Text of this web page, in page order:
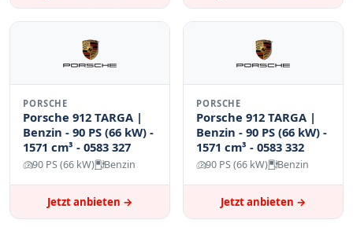
PORSCHE
Porsche 912 TARGA |
Benzin - 90 PS (66 kW) -
1571 cm³ - 0583 327
90 PS (66 kW) Benzin
Jetzt anbieten →
PORSCHE
Porsche 912 TARGA |
Benzin - 90 PS (66 kW) -
1571 cm³ - 0583 332
90 PS (66 kW) Benzin
Jetzt anbieten →